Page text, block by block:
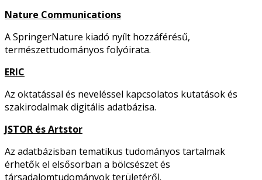
Nature Communications
A SpringerNature kiadó nyílt hozzáférésű,
természettudományos folyóirata.
ERIC
Az oktatással és neveléssel kapcsolatos kutatások és
szakirodalmak digitális adatbázisa.
JSTOR és Artstor
Az adatbázisban tematikus tudományos tartalmak
érhetők el elsősorban a bölcsészet és
társadalomtudományok területéről.